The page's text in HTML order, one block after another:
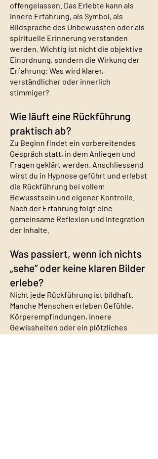
offengelassen. Das Erlebte kann als
innere Erfahrung, als Symbol, als
Bildsprache des Unbewussten oder als
spirituelle Erinnerung verstanden
werden. Wichtig ist nicht die objektive
Einordnung, sondern die Wirkung der
Erfahrung: Was wird klarer,
verständlicher oder innerlich
stimmiger?
Wie läuft eine Rückführung
praktisch ab?
Zu Beginn findet ein vorbereitendes
Gespräch statt, in dem Anliegen und
Fragen geklärt werden. Anschliessend
wirst du in Hypnose geführt und erlebst
die Rückführung bei vollem
Bewusstsein und eigener Kontrolle.
Nach der Erfahrung folgt eine
gemeinsame Reflexion und Integration
der Inhalte.
Was passiert, wenn ich nichts
„sehe“ oder keine klaren Bilder
erlebe?
Nicht jede Rückführung ist bildhaft.
Manche Menschen erleben Gefühle,
Körperempfindungen, innere
Gewissheiten oder ein plötzliches